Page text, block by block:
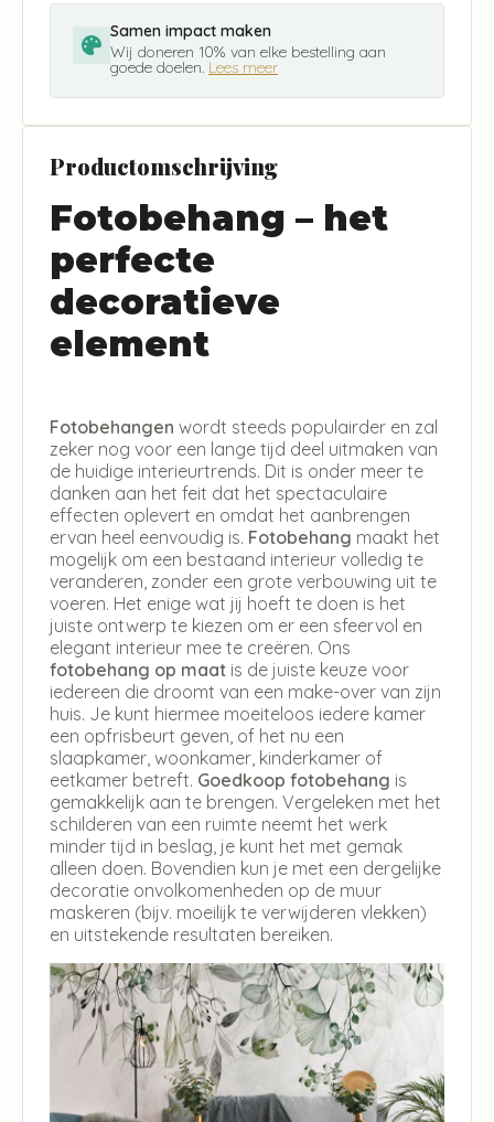
Samen impact maken
Wij doneren 10% van elke bestelling aan
goede doelen. Lees meer
Productomschrijving
Fotobehang – het
perfecte
decoratieve
element
Fotobehangen wordt steeds populairder en zal
zeker nog voor een lange tijd deel uitmaken van
de huidige interieurtrends. Dit is onder meer te
danken aan het feit dat het spectaculaire
effecten oplevert en omdat het aanbrengen
ervan heel eenvoudig is. Fotobehang maakt het
mogelijk om een bestaand interieur volledig te
veranderen, zonder een grote verbouwing uit te
voeren. Het enige wat jij hoeft te doen is het
juiste ontwerp te kiezen om er een sfeervol en
elegant interieur mee te creëren. Ons
fotobehang op maat is de juiste keuze voor
iedereen die droomt van een make-over van zijn
huis. Je kunt hiermee moeiteloos iedere kamer
een opfrisbeurt geven, of het nu een
slaapkamer, woonkamer, kinderkamer of
eetkamer betreft. Goedkoop fotobehang is
gemakkelijk aan te brengen. Vergeleken met het
schilderen van een ruimte neemt het werk
minder tijd in beslag, je kunt het met gemak
alleen doen. Bovendien kun je met een dergelijke
decoratie onvolkomenheden op de muur
maskeren (bijv. moeilijk te verwijderen vlekken)
en uitstekende resultaten bereiken.